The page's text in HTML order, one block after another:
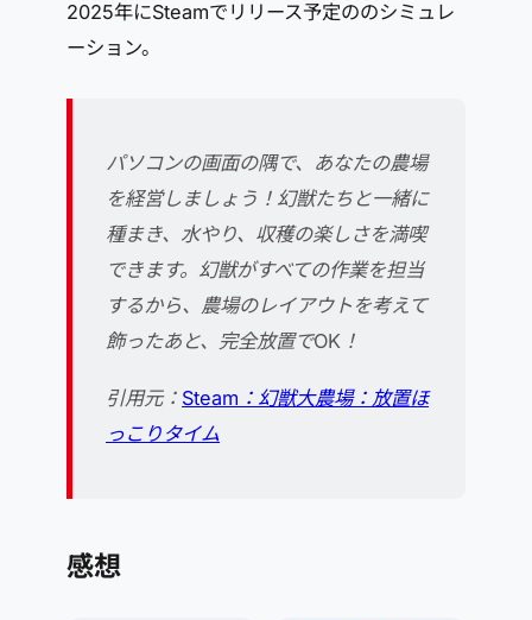
2025年にSteamでリリース予定ののシミュレ
ーション。
パソコンの画面の隅で、あなたの農場
を経営しましょう！幻獣たちと一緒に
種まき、水やり、収穫の楽しさを満喫
できます。幻獣がすべての作業を担当
するから、農場のレイアウトを考えて
飾ったあと、完全放置でOK！
引用元： Steam：幻獣大農場：放置ほ
っこりタイム
感想